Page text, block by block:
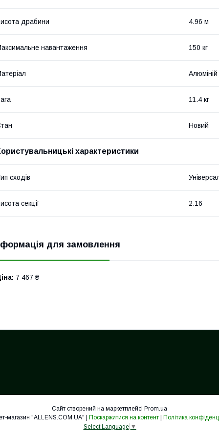
драбини 4.96 м
навантаження 150 кг
Алюміній
11.4 кг
Новий
характеристики
сходів
секції 2.16
для замовлення
7 467 ₴
Сайт створений на маркетплейсі Prom.ua
Поскаржитися на контент
Політика
Select Language ▼